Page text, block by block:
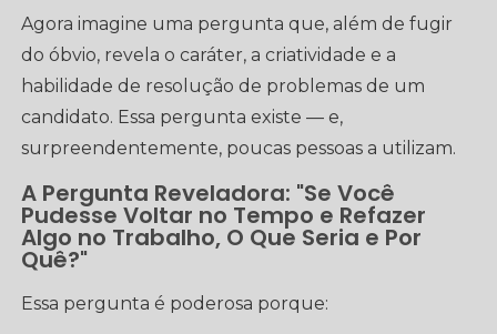
Agora imagine uma pergunta que, além de fugir
do óbvio, revela o caráter, a criatividade e a
habilidade de resolução de problemas de um
candidato. Essa pergunta existe — e,
surpreendentemente, poucas pessoas a utilizam.
A Pergunta Reveladora: "Se Você
Pudesse Voltar no Tempo e Refazer
Algo no Trabalho, O Que Seria e Por
Quê?"
Essa pergunta é poderosa porque: